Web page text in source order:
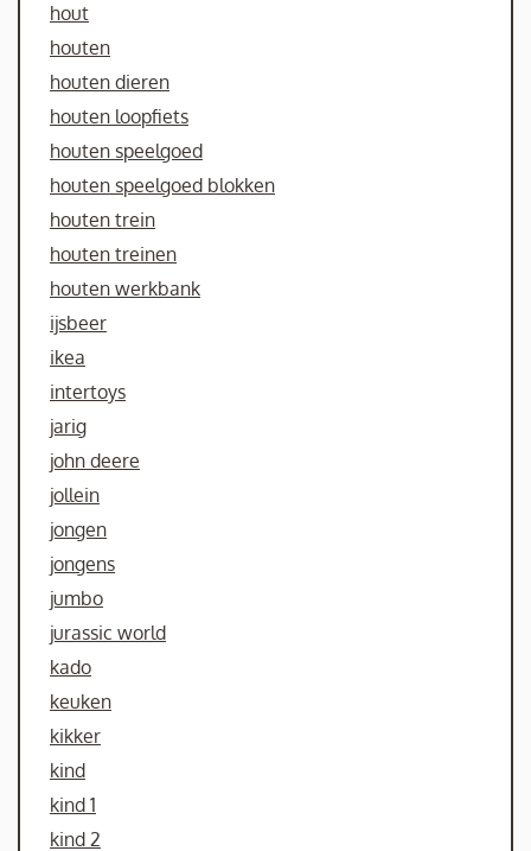
hout
houten
houten dieren
houten loopfiets
houten speelgoed
houten speelgoed blokken
houten trein
houten treinen
houten werkbank
ijsbeer
ikea
intertoys
jarig
john deere
jollein
jongen
jongens
jumbo
jurassic world
kado
keuken
kikker
kind
kind 1
kind 2